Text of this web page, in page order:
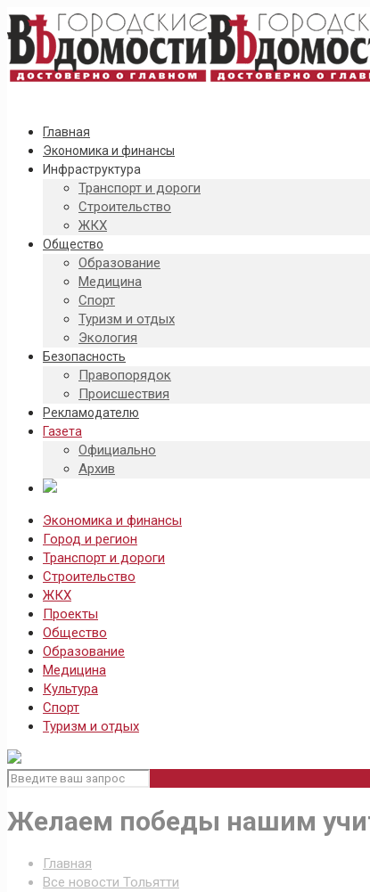
Главная
Экономика и финансы
Инфраструктура
Транспорт и дороги
Строительство
ЖКХ
Общество
Образование
Медицина
Спорт
Туризм и отдых
Экология
Безопасность
Правопорядок
Происшествия
Рекламодателю
Газета
Официально
Архив
Экономика и финансы
Город и регион
Транспорт и дороги
Строительство
ЖКХ
Проекты
Общество
Образование
Медицина
Культура
Спорт
Туризм и отдых
Желаем победы нашим
Главная
Все новости Тольятти